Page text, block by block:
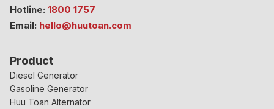
Hotline: 1800 1757
Email: hello@huutoan.com
Product
Diesel Generator
Gasoline Generator
Huu Toan Alternator